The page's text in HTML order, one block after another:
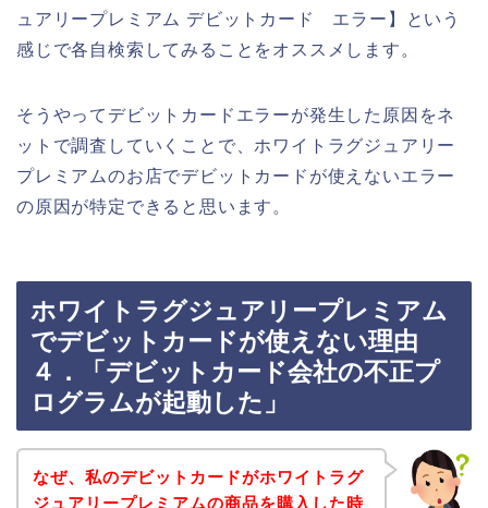
ュアリープレミアム デビットカード エラー】という
感じで各自検索してみることをオススメします。
そうやってデビットカードエラーが発生した原因をネ
ットで調査していくことで、ホワイトラグジュアリー
プレミアムのお店でデビットカードが使えないエラー
の原因が特定できると思います。
ホワイトラグジュアリープレミアム
でデビットカードが使えない理由
４．「デビットカード会社の不正プ
ログラムが起動した」
なぜ、私のデビットカードがホワイトラグ
ジュアリープレミアムの商品を購入した時